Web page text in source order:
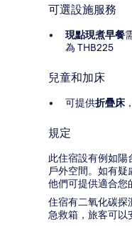
可選設施服務
現點現煮早餐
為 THB225
兒童和加床
可提供折疊床
規定
此住宿設有例如陽
戶外空間。如有
他們可提供適合您
住宿有二氧化碳探
急救箱，旅客可以